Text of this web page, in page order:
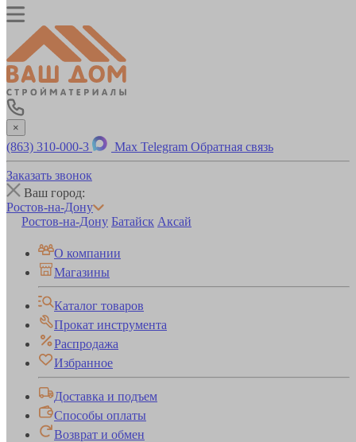
×
(863) 310-000-3 Max Telegram Обратная связь
Заказать звонок
Ваш город:
Ростов-на-Дону
Ростов-на-Дону Батайск Аксай
О компании
Магазины
Каталог товаров
Прокат инструмента
Распродажа
Избранное
Доставка и подъем
Способы оплаты
Возврат и обмен